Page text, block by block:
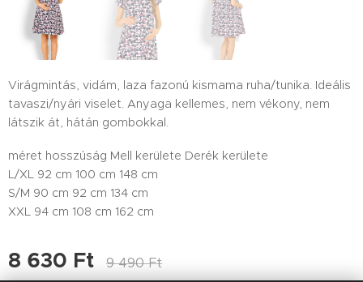
Virágmintás, vidám, laza fazonú kismama ruha/tunika. Ideális
tavaszi/nyári viselet. Anyaga kellemes, nem vékony, nem
látszik át, hátán gombokkal.
méret hosszúság Mell kerülete Derék kerülete
L/XL 92 cm 100 cm 148 cm
S/M 90 cm 92 cm 134 cm
XXL 94 cm 108 cm 162 cm
8 630 Ft 9 490Ft